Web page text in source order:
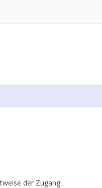
der Zugang